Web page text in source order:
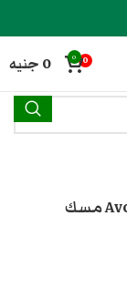
0
0
0 جنيه
منتجات تحت الوسم “تشيرش. عطور Avon مسك